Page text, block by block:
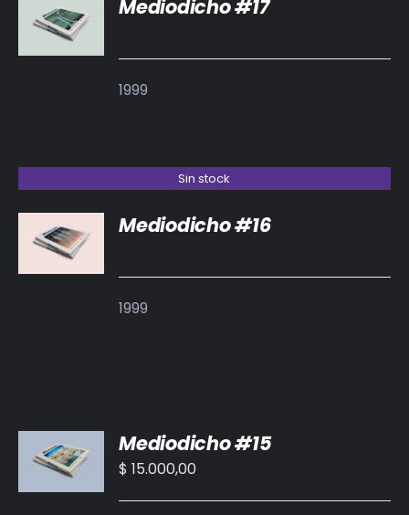
DETALLES
Mediodicho #17
1999
Sin stock
DETALLES
Mediodicho #16
1999
AL
CARRITO
/
Mediodicho #15
$ 15.000,00